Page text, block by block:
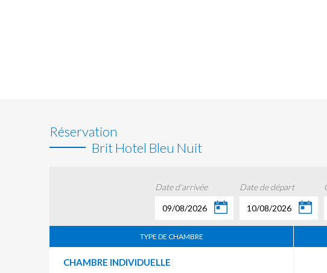
Réservation
Brit Hotel Bleu Nuit
Date d'arrivée
09/08/2026
Date de départ
10/08/2026
TYPE DE CHAMBRE
CHAMBRE INDIVIDUELLE